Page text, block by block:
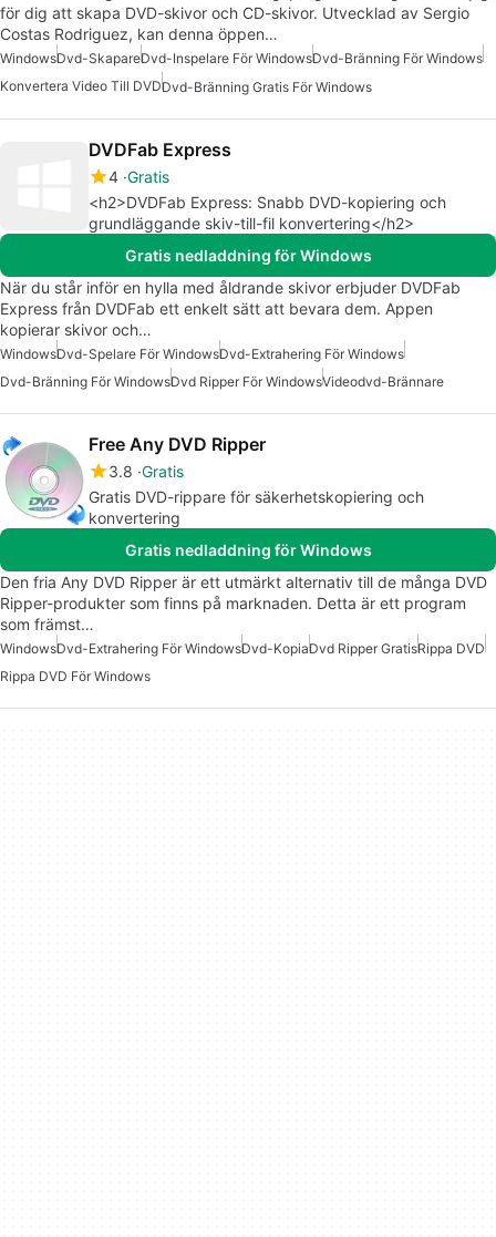
för dig att skapa DVD-skivor och CD-skivor. Utvecklad av Sergio
Costas Rodriguez, kan denna öppen…
WindowsDvd-SkapareDvd-Inspelare För WindowsDvd-Bränning För Windows
Konvertera Video Till DVDDvd-Bränning Gratis För Windows
DVDFab Express
4 Gratis
<h2>DVDFab Express: Snabb DVD-kopiering och
grundläggande skiv-till-fil konvertering</h2>
Gratis nedladdning för Windows
När du står inför en hylla med åldrande skivor erbjuder DVDFab
Express från DVDFab ett enkelt sätt att bevara dem. Appen
kopierar skivor och…
WindowsDvd-Spelare För WindowsDvd-Extrahering För Windows
Dvd-Bränning För WindowsDvd Ripper För WindowsVideodvd-Brännare
Free Any DVD Ripper
3.8 Gratis
Gratis DVD-rippare för säkerhetskopiering och
konvertering
Gratis nedladdning för Windows
Den fria Any DVD Ripper är ett utmärkt alternativ till de många DVD
Ripper-produkter som finns på marknaden. Detta är ett program
som främst…
WindowsDvd-Extrahering För WindowsDvd-KopiaDvd Ripper GratisRippa DVD
Rippa DVD För Windows